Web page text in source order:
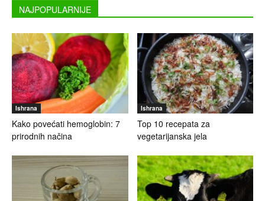
NAJPOPULARNIJE
Ishrana
Kako povećati hemoglobin: 7
prirodnih načina
Ishrana
Top 10 recepata za
vegetarijanska jela